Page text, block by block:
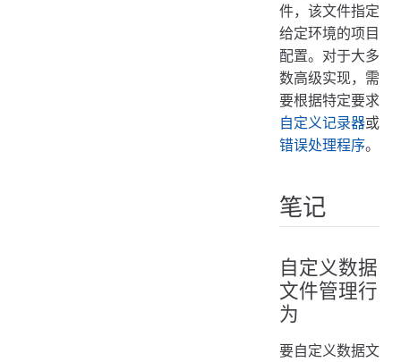
件，该文件指定
给定环境的项目
配置。对于大多
数高级实现，需
要根据特定要求
自定义记录器或
错误处理程序。
笔记
自定义数据
文件管理行
为
要自定义数据文